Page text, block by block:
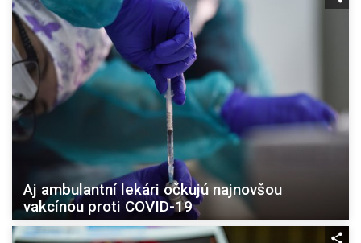
Aj ambulantní lekári očkujú najnovšou
vakcínou proti COVID-19